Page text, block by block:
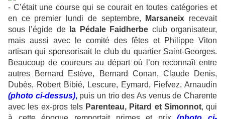
- C’était une course qui se courait en toutes catégories et
en ce premier lundi de septembre,
Marsaneix recevait
sous l’égide dela Pédale Faidherbe club organisateur,
mais aussi avec le comité des fêtes et Philippe Viton
artisan qui sponsorisait le club du quartier Saint-Georges.
Beaucoup de coureurs au départ où l’on reconnaît entre
autres Bernard Estève, Bernard Conan, Claude Denis,
Dubès, Robert Bibié, Lescure, Eymard, Fiefvez, Arnaudin
(photo ci-dessus),puis un trio des As venus de Charente
avec les ex-pros tels Parenteau, Pitard et Simonnot, qui